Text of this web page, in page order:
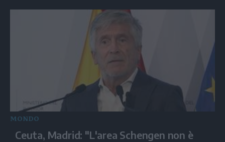
MONDO
Ceuta, Madrid: "L'area Schengen non è